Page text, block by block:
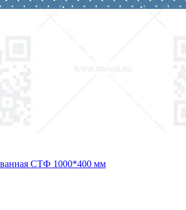
СТФ 1000*400 мм